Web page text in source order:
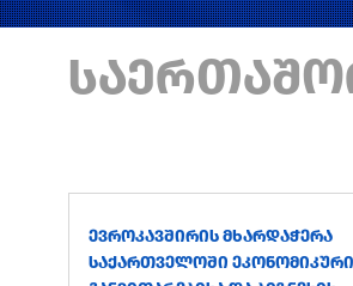
ᲔᲕᲠᲝᲙᲐᲕᲨᲘᲠᲘᲡ ᲛᲮᲐᲠᲓᲐᲭᲔᲠᲐ
ᲡᲐᲥᲐᲠᲗᲕᲔᲚᲝᲨᲘ ᲔᲙᲝᲜᲝᲛᲘᲙᲣᲠᲘ